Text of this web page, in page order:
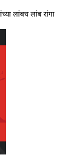
लांबच लांब रांगा